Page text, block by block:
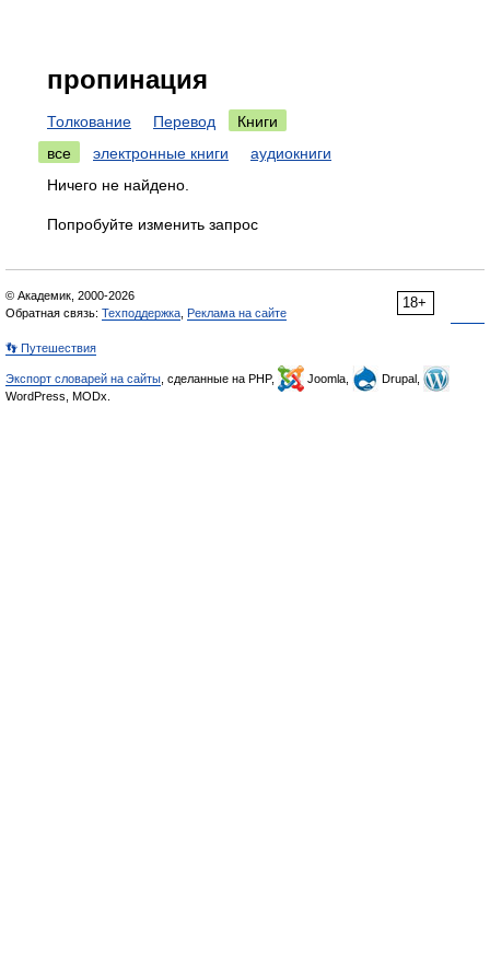
пропинация
Толкование Перевод
Книги
все
электронные книги
аудиокниги
Ничего не найдено.
Попробуйте изменить запрос
18+
© Академик, 2000-2026
Обратная связь: Техподдержка Реклама на сайте
👣 Путешествия
Экспорт словарей на сайты , сделанные на PHP, Joomla,
Drupal,
WordPress, MODx.